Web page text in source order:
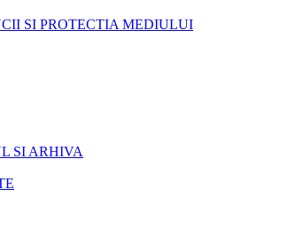
SI PROTECTIA MEDIULUI
SI ARHIVA